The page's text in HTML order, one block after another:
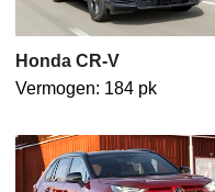
Honda CR-V
Vermogen: 184 pk